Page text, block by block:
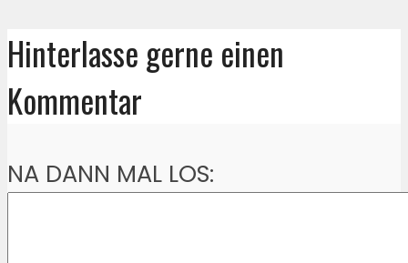
Hinterlasse gerne einen
Kommentar
NA DANN MAL LOS: